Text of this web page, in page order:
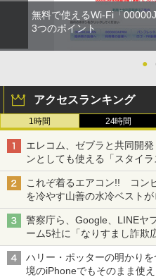
無料で使えるWi-Fi「
3つのポイント
●
アクセスランキング
1時間 24時間
エレコム、ゼブラと共同開
ンとしても使える「スタイ
も、持ち替えずに書き込める
これぞ着るエアコン!! コン
を冷やす山善の水冷ベスト
ち・ざ・ろーど！その14】
警察庁ら、Google、LINEヤ
ーム5社に「なりすまし詐欺
真や映像を使った投資詐欺
ハリー・ポッターの明かり
境のiPhoneでもそのまま使